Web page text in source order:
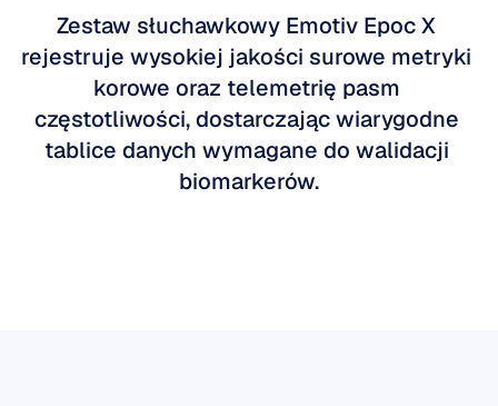
Zestaw słuchawkowy Emotiv Epoc X
rejestruje wysokiej jakości surowe metryki
korowe oraz telemetrię pasm
częstotliwości, dostarczając wiarygodne
tablice danych wymagane do walidacji
biomarkerów.